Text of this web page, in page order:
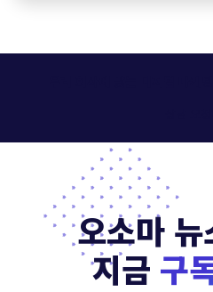
오소마
지금 구